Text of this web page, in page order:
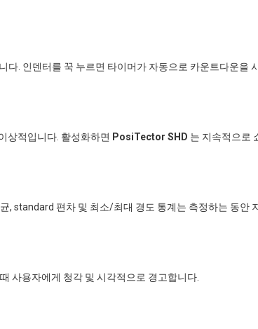
다. 인덴터를 꾹 누르면 타이머가 자동으로 카운트다운을
상적입니다. 활성화하면 PosiTector SHD 는 지속적으로
, standard 편차 및 최소/최대 경도 통계는 측정하는 동안
사용자에게 청각 및 시각적으로 경고합니다.